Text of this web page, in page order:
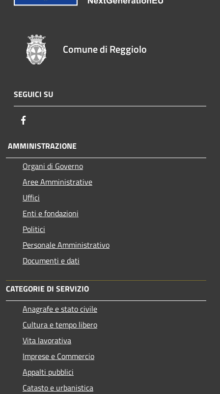
Comune di Reggiolo
SEGUICI SU
AMMINISTRAZIONE
Organi di Governo
Aree Amministrative
Uffici
Enti e fondazioni
Politici
Personale Amministrativo
Documenti e dati
CATEGORIE DI SERVIZIO
Anagrafe e stato civile
Cultura e tempo libero
Vita lavorativa
Imprese e Commercio
Appalti pubblici
Catasto e urbanistica